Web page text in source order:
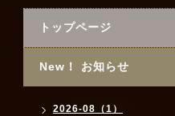
トップページ
New！ お知らせ
2026-08（1）